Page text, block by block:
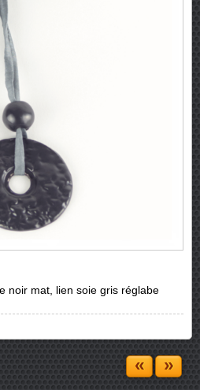
noir mat, lien soie gris réglabe
« »